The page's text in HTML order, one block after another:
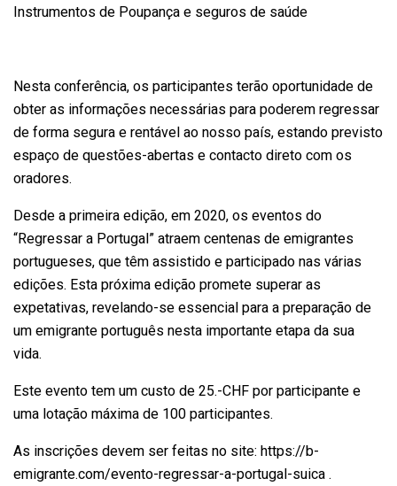
Instrumentos de Poupança e seguros de saúde
Nesta conferência, os participantes terão oportunidade de
obter as informações necessárias para poderem regressar
de forma segura e rentável ao nosso país, estando previsto
espaço de questões-abertas e contacto direto com os
oradores.
Desde a primeira edição, em 2020, os eventos do
“Regressar a Portugal” atraem centenas de emigrantes
portugueses, que têm assistido e participado nas várias
edições. Esta próxima edição promete superar as
expetativas, revelando-se essencial para a preparação de
um emigrante português nesta importante etapa da sua
vida.
Este evento tem um custo de 25.-CHF por participante e
uma lotação máxima de 100 participantes.
As inscrições devem ser feitas no site: https://b-
emigrante.com/evento-regressar-a-portugal-suica .